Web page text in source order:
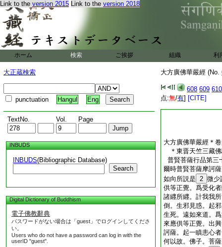
Link to the version 2015 Link to the version 2018
ホーム 検索 ご挨拶 組織 利
大正蔵検索
punctuation Hangul Eng
TextNo. Vol. Page
INBUDS
INBUDS(Bibliographic Database)
Search
Digital Dictionary of Buddhism
電子佛教辭典
パスワードがない場合は「guest」でログインしてくださ
い。
Users who do not have a password can log in with the
userID "guest".
大方廣佛華嚴經 (No.
608 609 610
点:無/有] [CITE]
大方廣佛華嚴經＊
＊東晋天竺三藏
普賢菩薩行品第三
爾時普賢菩薩摩訶
如向所説是 2 微少
供等正覺。爲受化
諸纒所纒。計我我
倒。生邪見惑。起
生死。遠如來道。
來應供等正覺。出
訶薩。起一瞋恚心
何以故。佛子。菩